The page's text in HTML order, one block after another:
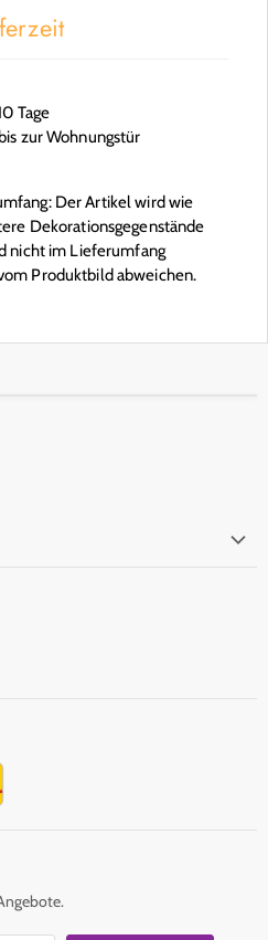
Tage
zur Wohnungstür
Der Artikel wird wie
Dekorationsgegenstände
nicht im Lieferumfang
Produktbild abweichen.